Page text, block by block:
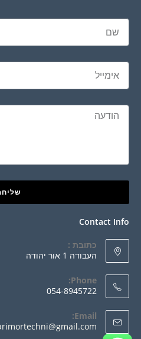
Contact Info
כתובת :
העבודה 1 אור יהודה
Phone:
054-8945722
Email: